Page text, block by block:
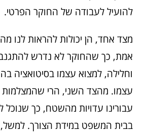
להועיל לעבודה של החוקר הפרטי.
מצד אחד, הן יכולות להראות לנו
אמת, כך שהחוקר לא נדרש
וחלילה, למצוא עצמו בסיטואציה
עצמו. מהצד השני, הרי שהמצלמות
עבורינו עדויות מהשטח, כך שנוכל
בבית המשפט במידת הצורך.